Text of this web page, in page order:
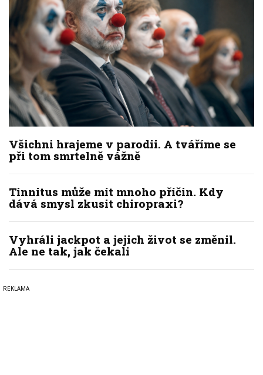
Všichni hrajeme v parodii. A tváříme se
při tom smrtelně vážně
Tinnitus může mít mnoho příčin. Kdy
dává smysl zkusit chiropraxi?
Vyhráli jackpot a jejich život se změnil.
Ale ne tak, jak čekali